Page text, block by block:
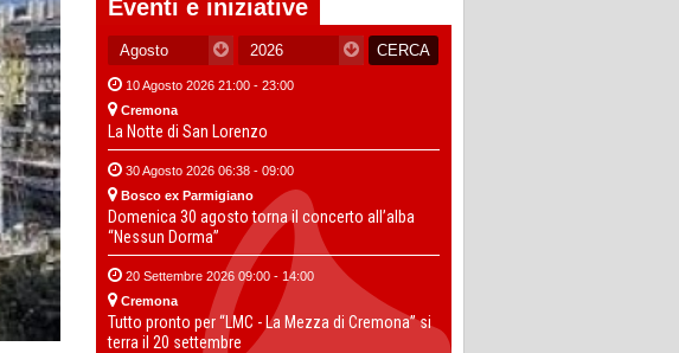
Eventi e iniziative
10 Agosto 2026 21:00 - 23:00
Cremona
La Notte di San Lorenzo
30 Agosto 2026 06:38 - 09:00
Bosco ex Parmigiano
Domenica 30 agosto torna il concerto all’alba
“Nessun Dorma”
20 Settembre 2026 09:00 - 14:00
Cremona
Tutto pronto per “LMC - La Mezza di Cremona” si
terra il 20 settembre